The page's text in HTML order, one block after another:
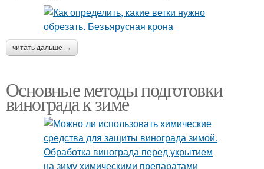
читать дальше →
Основные методы подготовки
винограда к зиме